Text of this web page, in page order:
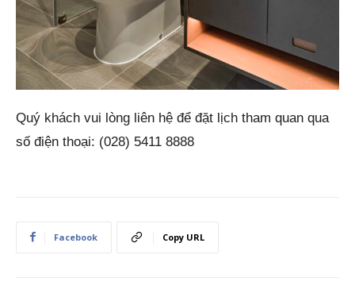
Quý khách vui lòng liên hệ để đặt lịch tham quan qua
số điện thoại: (028) 5411 8888
Facebook Copy URL